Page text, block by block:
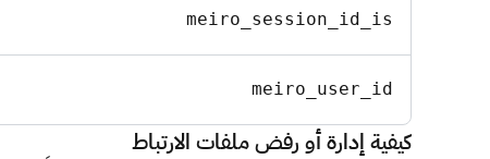
meiro_session_id_is
meiro_user_id
كيفية إدارة أو رفض ملفات الارتباط